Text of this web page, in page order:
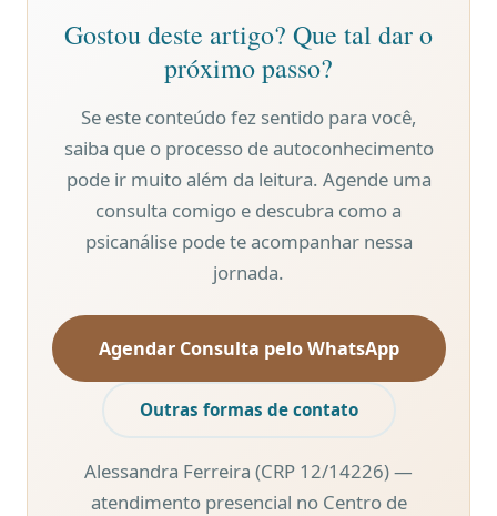
Gostou deste artigo? Que tal dar o
próximo passo?
Se este conteúdo fez sentido para você,
saiba que o processo de autoconhecimento
pode ir muito além da leitura. Agende uma
consulta comigo e descubra como a
psicanálise pode te acompanhar nessa
jornada.
Agendar Consulta pelo WhatsApp
Outras formas de contato
Alessandra Ferreira (CRP 12/14226) —
atendimento presencial no Centro de